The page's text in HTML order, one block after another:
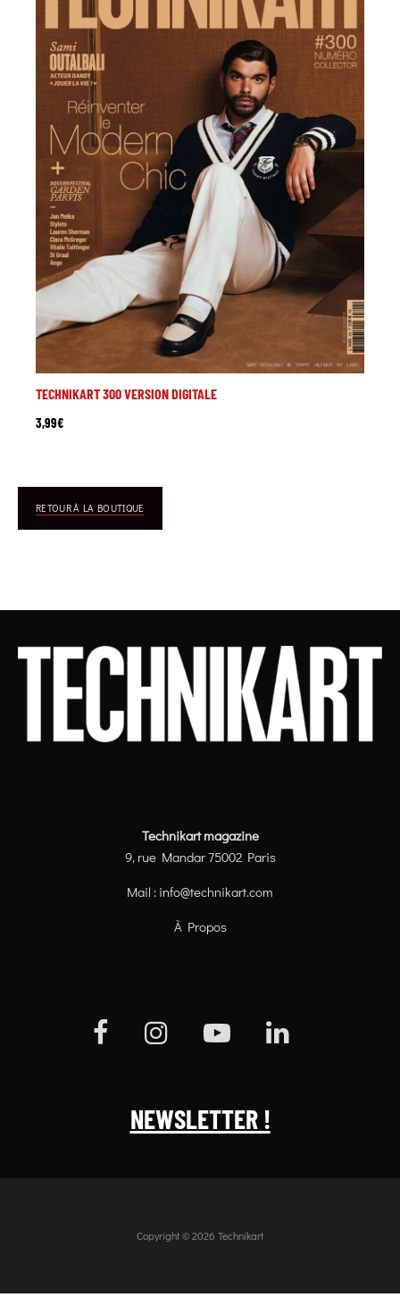
TECHNIKART 300 VERSION DIGITALE
3,99€
RETOUR À LA BOUTIQUE
Technikart magazine
9, rue Mandar 75002 Paris
Mail : info@technikart.com
À Propos
NEWSLETTER !
Copyright © 2026 Technikart